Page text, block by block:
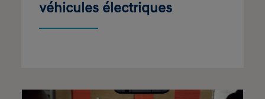
véhicules électriques